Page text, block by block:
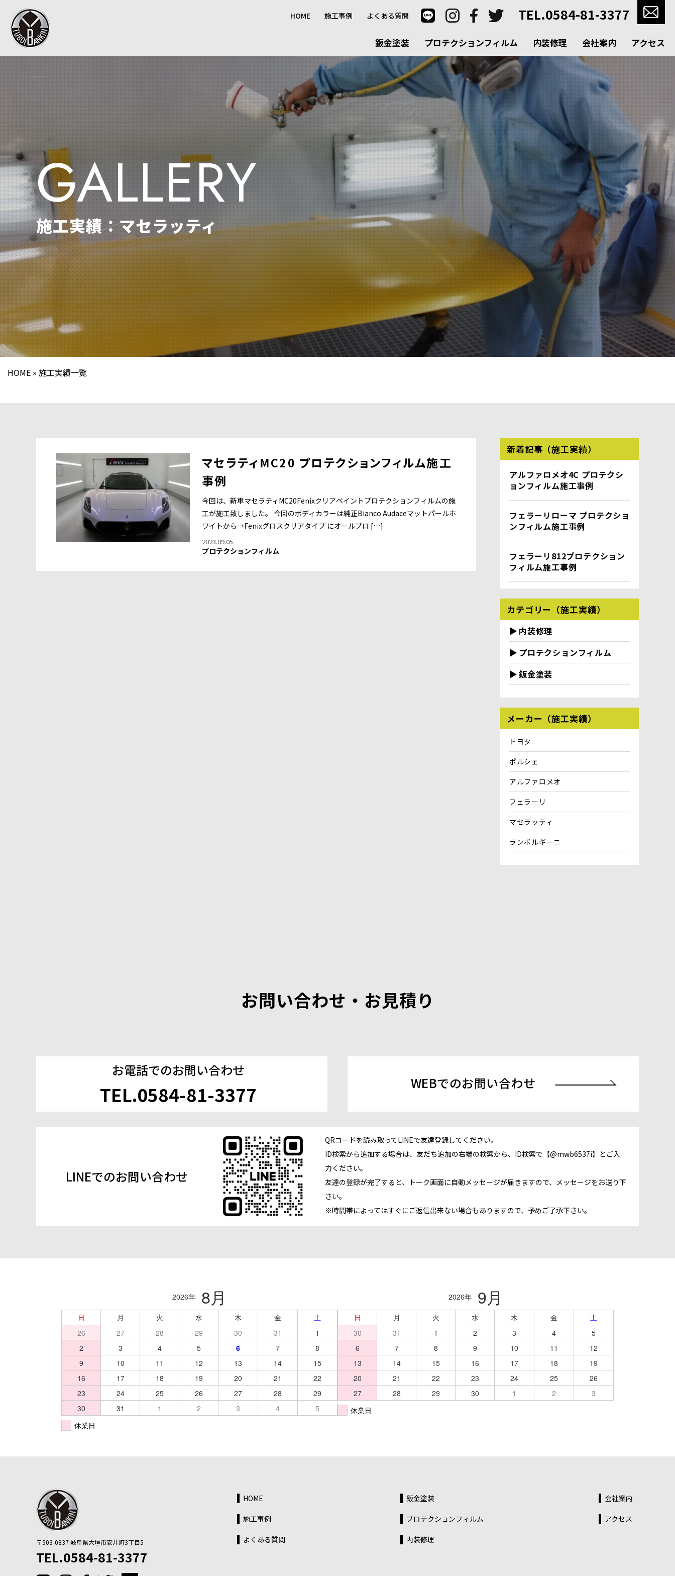
HOME 施工事例 よくある質問 TEL.0584-81-3377
鈑金塗装 プロテクションフィルム 内装修理 会社案内 アクセス
GALLERY
施工実績：マセラッティ
HOME 施工実績一覧
マセラティMC20 プロテクションフィルム施工
事例
今回は、新車マセラティMC20Fenixクリアペイントプロテクションフィルムの施
工が施工致しました。 今回のボディカラーは純正Bianco Audaceマットパールホ
ワイトから→Fenixグロスクリアタイプ にオールプロ […]
2023.09.05
プロテクションフィルム
新着記事（施工実績）
アルファロメオ4C プロテクシ
ョンフィルム施工事例
フェラーリローマ プロテクショ
ンフィルム施工事例
フェラーリ812プロテクション
フィルム施工事例
カテゴリー（施工実績）
内装修理
プロテクションフィルム
鈑金塗装
メーカー（施工実績）
トヨタ
ポルシェ
アルファロメオ
フェラーリ
マセラッティ
ランボルギーニ
お問い合わせ・お見積り
お電話でのお問い合わせ
TEL.0584-81-3377 WEBでのお問い合わせ
LINEでのお問い合わせ
QRコードを読み取ってLINEで友達登録してください。
ID検索から追加する場合は、友だち追加の右端の検索から、ID検索で【@mwb6537i】とご入
力ください。
友達の登録が完了すると、トーク画面に自動メッセージが届きますので、メッセージをお送り下
さい。
※時間帯によってはすぐにご返信出来ない場合もありますので、予めご了承下さい。
2026年 8月
日 月 火 水 木 金
土
26
27 28 29 30 31
1
2
3 4 5 6 7
8
9
10 11 12 13 14
15
16
17 18 19 20 21
22
23
24 25 26 27 28
29
30
31 1 2 3 4
5
休業日
2026年 9月
日 月 火 水 木 金
土
30
31 1 2 3 4
5
6
7 8 9 10 11
12
13
14 15 16 17 18
19
20
21 22 23 24 25
26
27
28 29 30 1 2
3
休業日
〒503-0837岐阜県大垣市安井町3丁目5
TEL.0584-81-3377
HOME
施工事例
よくある質問
鈑金塗装
プロテクションフィルム
内装修理
会社案内
アクセス